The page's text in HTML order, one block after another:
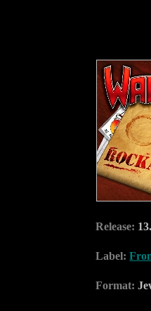
Release:
Label:
Format: